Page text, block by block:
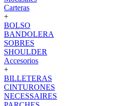
Carteras
+
BOLSO
BANDOLERA
SOBRES
SHOULDER
Accesorios
+
BILLETERAS
CINTURONES
NECESSAIRES